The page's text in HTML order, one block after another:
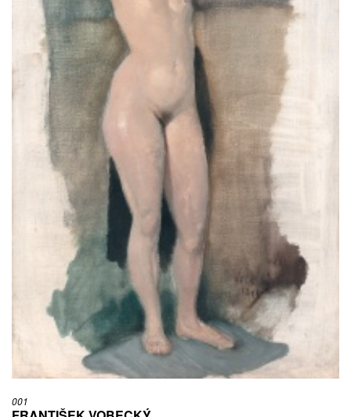
FRANTIŠEK VOBECKÝ (1902 - 1991)
DÍVKA S MÍSOU, NEDATOVÁNO
olej, papír, poškozeno | 45 x 40 cm | sign. Vobecký | rámováno
VYVOLÁVACÍ CENA: 5 000 Kč
VYDRAŽENO ZA: 7 000 Kč
001